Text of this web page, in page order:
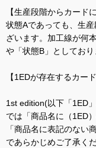
【生産段階からカード
状態Aであっても、生
ざいます。加工線が何
や「状態B」としており
【1EDが存在するカー
1st edition(以下「1ED
では「商品名に（1ED
「商品名に表記のない
であらかじめご了承く